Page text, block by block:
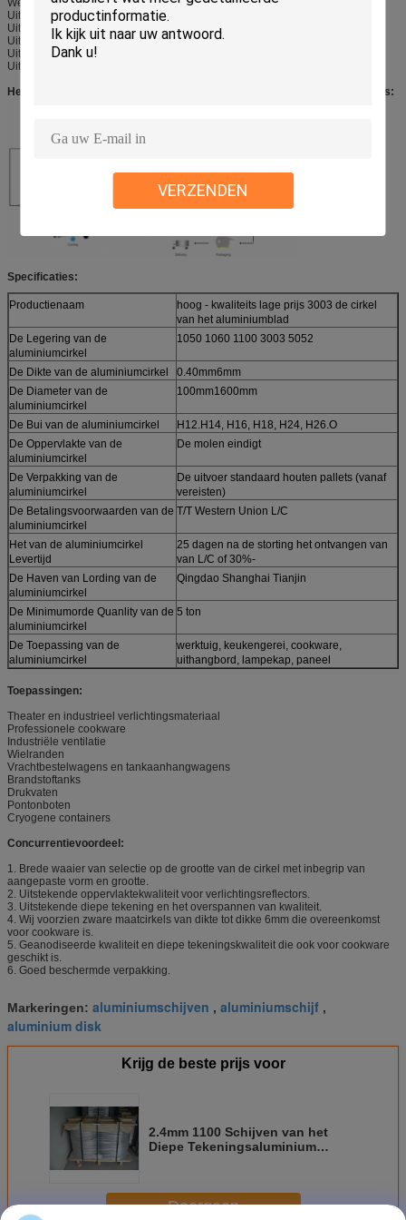
VERZENDEN
Weerstand tegen corrosie
Uitstekende formability
Uitstekende lassenkenmerken
Uitstekend kneedbaar bezit
Uitstekende weerstand tegen corrosie
Uitstekend geleidingsvermogen
Het veroorzaken van Procedure van Aluminiumbaar aan Aluminiumcirkels:
Specificaties:
Productienaam
hoog - kwaliteits lage prijs 3003 de cirkel
van het aluminiumblad
De Legering van de
aluminiumcirkel
1050 1060 1100 3003 5052
De Dikte van de aluminiumcirkel
0.40mm6mm
De Diameter van de
aluminiumcirkel
100mm1600mm
De Bui van de aluminiumcirkel
H12.H14, H16, H18, H24, H26.O
De Oppervlakte van de
aluminiumcirkel
De molen eindigt
De Verpakking van de
aluminiumcirkel
De uitvoer standaard houten pallets (vanaf
vereisten)
De Betalingsvoorwaarden van de
aluminiumcirkel
T/T Western Union L/C
Het van de aluminiumcirkel
Levertijd
25 dagen na de storting het ontvangen van
van L/C of 30%-
De Haven van Lording van de
aluminiumcirkel
Qingdao Shanghai Tianjin
De Minimumorde Quanlity van de
aluminiumcirkel
5 ton
De Toepassing van de
aluminiumcirkel
werktuig, keukengerei, cookware,
uithangbord, lampekap, paneel
Toepassingen:
Theater en industrieel verlichtingsmateriaal
Professionele cookware
Industriële ventilatie
Wielranden
Vrachtbestelwagens en tankaanhangwagens
Brandstoftanks
Drukvaten
Pontonboten
Cryogene containers
Concurrentievoordeel:
1. Brede waaier van selectie op de grootte van de cirkel met inbegrip van
aangepaste vorm en grootte.
2. Uitstekende oppervlaktekwaliteit voor verlichtingsreflectors.
3. Uitstekende diepe tekening en het overspannen van kwaliteit.
4. Wij voorzien zware maatcirkels van dikte tot dikke 6mm die overeenkomst
voor cookware is.
5. Geanodiseerde kwaliteit en diepe tekeningskwaliteit die ook voor cookware
geschikt is.
6. Goed beschermde verpakking.
Markeringen: aluminiumschijven , aluminiumschijf ,
aluminium disk
Krijg de beste prijs voor
2.4mm 1100 Schijven van het
Diepe Tekeningsaluminium
Doorgaan